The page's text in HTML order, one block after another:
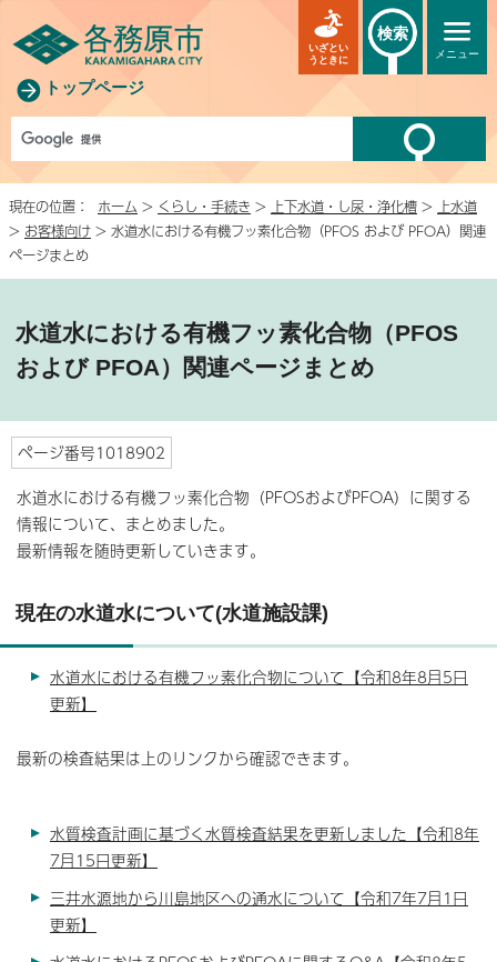
トップページ
メニュー
いざとい
うときに
検索
現在の位置： ホーム > くらし・手続き > 上下水道・し尿・浄化槽 > 上水道
> お客様向け > 水道水における有機フッ素化合物（PFOS および PFOA）関連
ページまとめ
水道水における有機フッ素化合物（PFOS
および PFOA）関連ページまとめ
ページ番号1018902
水道水における有機フッ素化合物（PFOSおよびPFOA）に関する
情報について、まとめました。
最新情報を随時更新していきます。
現在の水道水について(水道施設課)
水道水における有機フッ素化合物について【令和8年8月5日
更新】
最新の検査結果は上のリンクから確認できます。
水質検査計画に基づく水質検査結果を更新しました【令和8年
7月15日更新】
三井水源地から川島地区への通水について【令和7年7月1日
更新】